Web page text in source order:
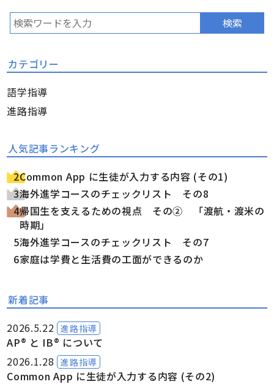
検索
カテゴリー
語学指導
進路指導
人気記事ランキング
Common App に生徒が入力する内容 (その1)
海外進学コースのチェックリスト その8
帰国生を支えるための視点 その② 「渡航・渡米の
時期」
海外進学コースのチェックリスト その7
家庭は学費と生活費の工面ができるのか
新着記事
2026.5.22 進路指導
AP® と IB® について
2026.1.28
進路指導
Common App に生徒が入力する内容 (その2)